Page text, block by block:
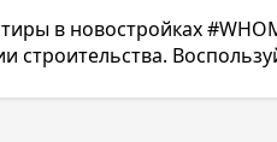
в новостройках
строительства.